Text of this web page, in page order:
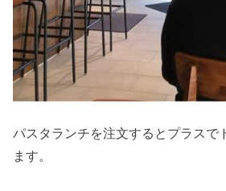
パスタランチを注文するとプラスで
ます。